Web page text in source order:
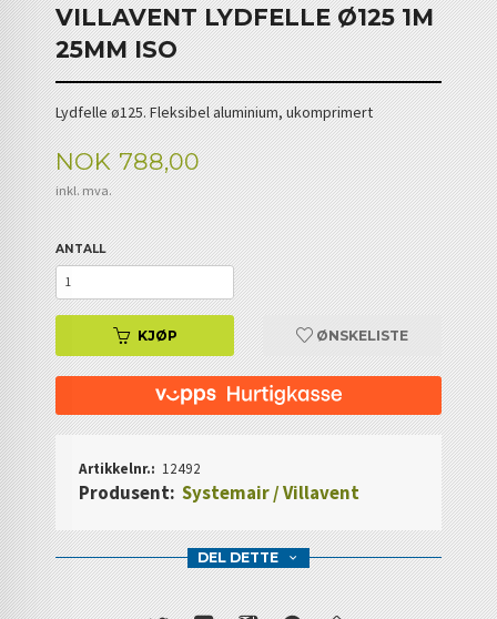
VILLAVENT LYDFELLE Ø125 1M
25MM ISO
Lydfelle ø125. Fleksibel aluminium, ukomprimert
Pris
NOK 788,00
inkl. mva.
ANTALL
KJØP ØNSKELISTE
Artikkelnr.: 12492
Produsent: Systemair / Villavent
DEL DETTE